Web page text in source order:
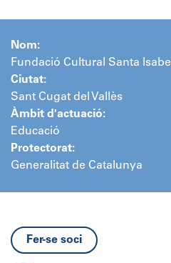
Nom:
Fundació Cultural Santa Isabel
Ciutat:
Sant Cugat del Vallès
Àmbit d'actuació:
Educació
Protectorat:
Generalitat de Catalunya
Fer-se soci